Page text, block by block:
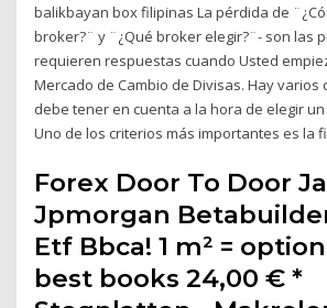
balikbayan box filipinas La pérdida de
broker?¨ y ¨¿Qué broker elegir?¨- son las
requieren respuestas cuando Usted
Mercado de Cambio de Divisas. Hay varios
debe tener en cuenta a la hora de elegir
Uno de los criterios más importantes es la
Forex Door To Door
Jpmorgan
Etf Bbca! 1 m² =
best books 24,00 € *